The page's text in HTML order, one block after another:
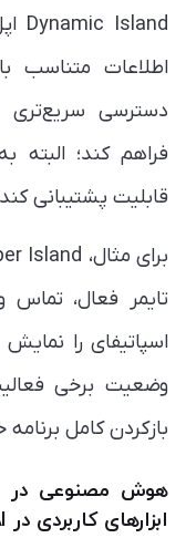
اطلاعات متناسب
دسترسی سریع‌تری
فراهم کند؛ البته
قابلیت پشتیبانی
تایمر فعال،
اسپاتیفای را
وضعیت برخی
بازکردن کامل
ابزارهای کاربردی در Hyper AI